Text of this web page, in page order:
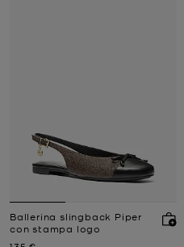
Ballerina slingback Piper
con stampa logo